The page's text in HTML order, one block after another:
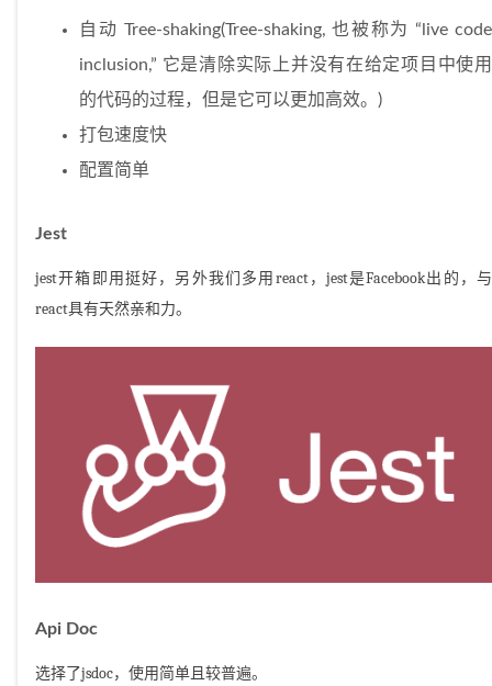
自动 Tree-shaking(Tree-shaking, 也被称为 “live code
inclusion,” 它是清除实际上并没有在给定项目中使用
的代码的过程，但是它可以更加高效。)
打包速度快
配置简单
Jest
jest开箱即用挺好，另外我们多用react，jest是Facebook出的，与
react具有天然亲和力。
Api Doc
选择了jsdoc，使用简单且较普遍。